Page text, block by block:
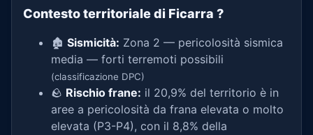
Contesto territoriale di Ficarra ?
🏚️ Sismicità: Zona 2 — pericolosità sismica
media — forti terremoti possibili
(classificazione DPC)
🪨 Rischio frane: il 20,9% del territorio è in
aree a pericolosità da frana elevata o molto
elevata (P3-P4), con il 8,8% della